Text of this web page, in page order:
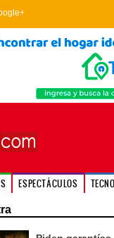
ESPECTÁCULOS